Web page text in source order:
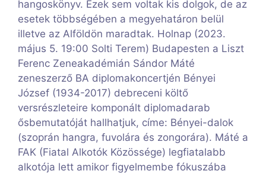
hangoskönyv. Ezek sem voltak kis dolgok, de az
esetek többségében a megyehatáron belül
illetve az Alföldön maradtak. Holnap (2023.
május 5. 19:00 Solti Terem) Budapesten a Liszt
Ferenc Zeneakadémián Sándor Máté
zeneszerző BA diplomakoncertjén Bényei
József (1934-2017) debreceni költő
versrészleteire komponált diplomadarab
ősbemutatóját hallhatjuk, címe: Bényei-dalok
(szoprán hangra, fuvolára és zongorára). Máté a
FAK (Fiatal Alkotók Közössége) legfiatalabb
alkotója lett amikor figyelmembe fókuszába